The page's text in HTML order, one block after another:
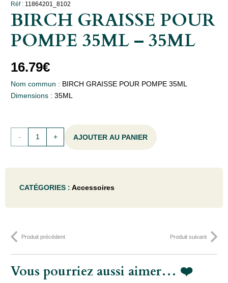
Réf : 11864201_8102
BIRCH GRAISSE POUR
POMPE 35ML – 35ML
16.79€
Nom commun : BIRCH GRAISSE POUR POMPE 35ML
Dimensions : 35ML
quantité
GRAISSE
POUR
35ML
35ML
AJOUTER AU PANIER
CATÉGORIES : Accessoires
Produit précédent Produit suivant
Vous pourriez aussi aimer… ❤️